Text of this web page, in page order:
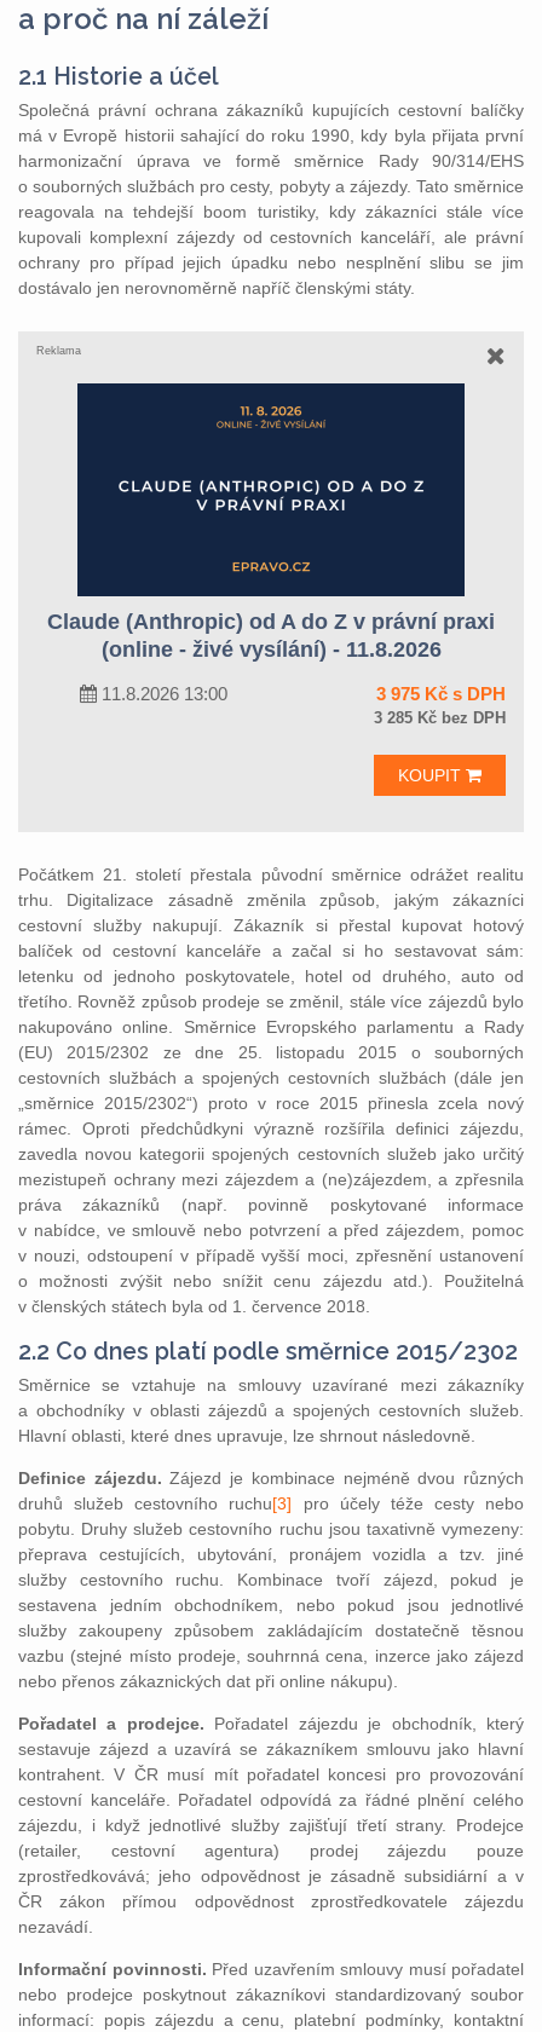
a proč na ní záleží
2.1 Historie a účel
Společná právní ochrana zákazníků kupujících cestovní balíčky
má v Evropě historii sahající do roku 1990, kdy byla přijata první
harmonizační úprava ve formě směrnice Rady 90/314/EHS
o souborných službách pro cesty, pobyty a zájezdy. Tato směrnice
reagovala na tehdejší boom turistiky, kdy zákazníci stále více
kupovali komplexní zájezdy od cestovních kanceláří, ale právní
ochrany pro případ jejich úpadku nebo nesplnění slibu se jim
dostávalo jen nerovnoměrně napříč členskými státy.
Reklama
Claude (Anthropic) od A do Z v právní praxi
(online - živé vysílání) - 11.8.2026
11.8.2026 13:00 3 975 Kč s DPH
3 285 Kč bez DPH
KOUPIT
Počátkem 21. století přestala původní směrnice odrážet realitu
trhu. Digitalizace zásadně změnila způsob, jakým zákazníci
cestovní služby nakupují. Zákazník si přestal kupovat hotový
balíček od cestovní kanceláře a začal si ho sestavovat sám:
letenku od jednoho poskytovatele, hotel od druhého, auto od
třetího. Rovněž způsob prodeje se změnil, stále více zájezdů bylo
nakupováno online. Směrnice Evropského parlamentu a Rady
(EU) 2015/2302 ze dne 25. listopadu 2015 o souborných
cestovních službách a spojených cestovních službách (dále jen
„směrnice 2015/2302“) proto v roce 2015 přinesla zcela nový
rámec. Oproti předchůdkyni výrazně rozšířila definici zájezdu,
zavedla novou kategorii spojených cestovních služeb jako určitý
mezistupeň ochrany mezi zájezdem a (ne)zájezdem, a zpřesnila
práva zákazníků (např. povinně poskytované informace
v nabídce, ve smlouvě nebo potvrzení a před zájezdem, pomoc
v nouzi, odstoupení v případě vyšší moci, zpřesnění ustanovení
o možnosti zvýšit nebo snížit cenu zájezdu atd.). Použitelná
v členských státech byla od 1. července 2018.
2.2 Co dnes platí podle směrnice 2015/2302
Směrnice se vztahuje na smlouvy uzavírané mezi zákazníky
a obchodníky v oblasti zájezdů a spojených cestovních služeb.
Hlavní oblasti, které dnes upravuje, lze shrnout následovně.
Definice zájezdu. Zájezd je kombinace nejméně dvou různých
druhů služeb cestovního ruchu[3] pro účely téže cesty nebo
pobytu. Druhy služeb cestovního ruchu jsou taxativně vymezeny:
přeprava cestujících, ubytování, pronájem vozidla a tzv. jiné
služby cestovního ruchu. Kombinace tvoří zájezd, pokud je
sestavena jedním obchodníkem, nebo pokud jsou jednotlivé
služby zakoupeny způsobem zakládajícím dostatečně těsnou
vazbu (stejné místo prodeje, souhrnná cena, inzerce jako zájezd
nebo přenos zákaznických dat při online nákupu).
Pořadatel a prodejce. Pořadatel zájezdu je obchodník, který
sestavuje zájezd a uzavírá se zákazníkem smlouvu jako hlavní
kontrahent. V ČR musí mít pořadatel koncesi pro provozování
cestovní kanceláře. Pořadatel odpovídá za řádné plnění celého
zájezdu, i když jednotlivé služby zajišťují třetí strany. Prodejce
(retailer, cestovní agentura) prodej zájezdu pouze
zprostředkovává; jeho odpovědnost je zásadně subsidiární a v
ČR zákon přímou odpovědnost zprostředkovatele zájezdu
nezavádí.
Informační povinnosti. Před uzavřením smlouvy musí pořadatel
nebo prodejce poskytnout zákazníkovi standardizovaný soubor
informací: popis zájezdu a cenu, platební podmínky, kontaktní